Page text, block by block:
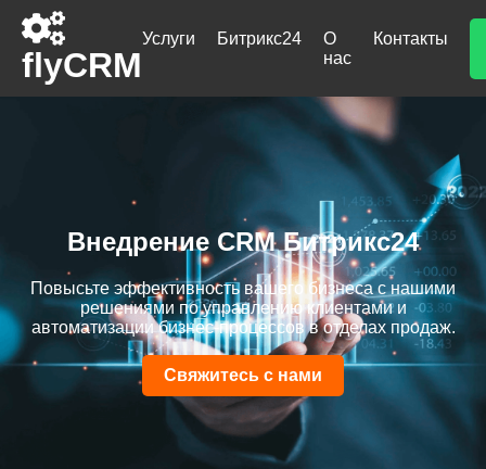
flyCRM
Услуги Битрикс24
О
нас
Контакты
Внедрение CRM Битрикс24
Повысьте эффективность вашего бизнеса с нашими
решениями по управлению клиентами и
автоматизации бизнес-процессов в отделах продаж.
Свяжитесь с нами